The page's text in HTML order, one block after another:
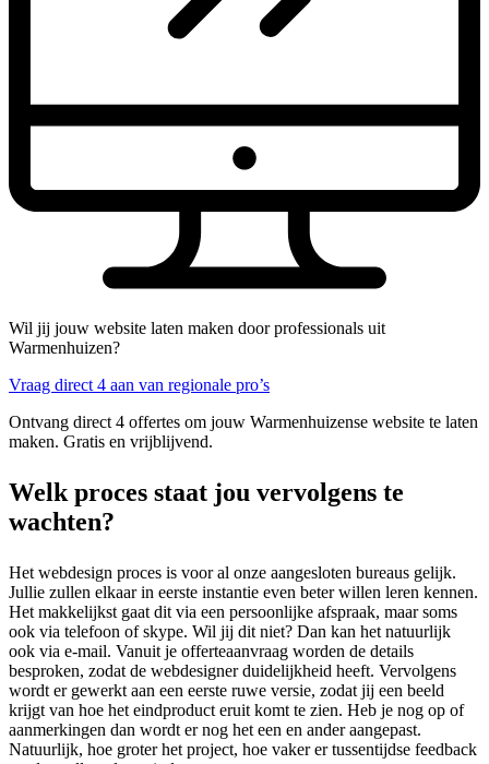
Wil jij jouw website laten maken door professionals uit
Warmenhuizen?
Vraag direct 4 aan van regionale pro’s
Ontvang direct 4 offertes om jouw Warmenhuizense website te laten
maken. Gratis en vrijblijvend.
Welk proces staat jou vervolgens te
wachten?
Het webdesign proces is voor al onze aangesloten bureaus gelijk.
Jullie zullen elkaar in eerste instantie even beter willen leren kennen.
Het makkelijkst gaat dit via een persoonlijke afspraak, maar soms
ook via telefoon of skype. Wil jij dit niet? Dan kan het natuurlijk
ook via e-mail. Vanuit je offerteaanvraag worden de details
besproken, zodat de webdesigner duidelijkheid heeft. Vervolgens
wordt er gewerkt aan een eerste ruwe versie, zodat jij een beeld
krijgt van hoe het eindproduct eruit komt te zien. Heb je nog op of
aanmerkingen dan wordt er nog het een en ander aangepast.
Natuurlijk, hoe groter het project, hoe vaker er tussentijdse feedback